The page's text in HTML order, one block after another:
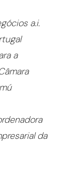
a.i.
a
da